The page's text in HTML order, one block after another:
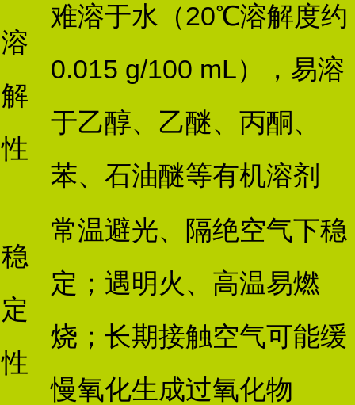
溶
解
性
难溶于水（20℃溶解度约
0.015 g/100 mL），易溶
于乙醇、乙醚、丙酮、
苯、石油醚等有机溶剂
稳
定
性
常温避光、隔绝空气下稳
定；遇明火、高温易燃
烧；长期接触空气可能缓
慢氧化生成过氧化物